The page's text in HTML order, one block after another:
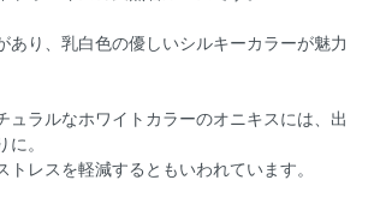
あり、乳白色の優しいシルキーカラーが魅力
ュラルなホワイトカラーのオニキスには、出
。
トレスを軽減するともいわれています。